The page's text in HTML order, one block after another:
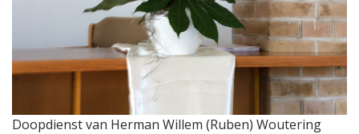
Doopdienst van Herman Willem (Ruben) Woutering